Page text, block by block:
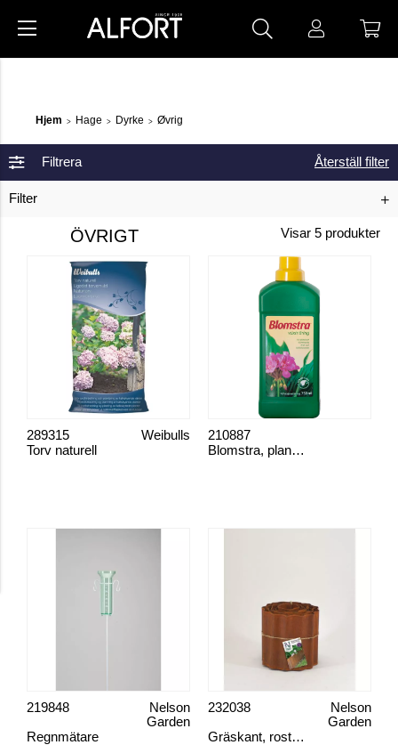
Hjem > Hage > Dyrke > Øvrig
Filtrera
Filter
Återställ filter
ÖVRIGT Visar 5 produkter
Torv naturell
Weibulls
289315
Blomstra, plantenæring
210887
Regnmätare
Nelson
Garden
219848
Gräskant, rostig look
Nelson
Garden
232038